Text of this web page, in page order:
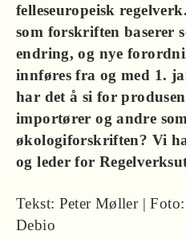
felleseuropeisk
som forskriften baserer
endring, og nye
innføres fra og med 1.
har det å si for
importører og andre
økologiforskriften? Vi
og leder for
Tekst: Peter Møller |
Debio